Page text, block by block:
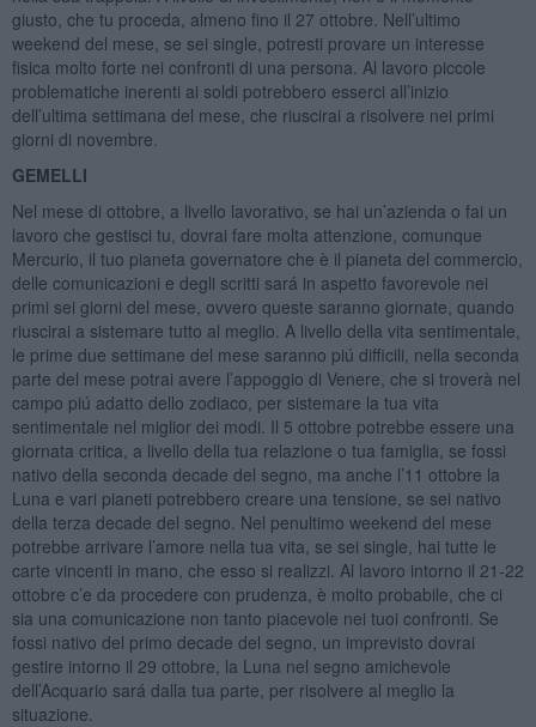
giusto, che tu proceda, almeno fino il 27 ottobre. Nell’ultimo
weekend del mese, se sei single, potresti provare un interesse
fisica molto forte nei confronti di una persona. Al lavoro piccole
problematiche inerenti ai soldi potrebbero esserci all’inizio
dell’ultima settimana del mese, che riuscirai a risolvere nei primi
giorni di novembre.
GEMELLI
Nel mese di ottobre, a livello lavorativo, se hai un’azienda o fai un
lavoro che gestisci tu, dovrai fare molta attenzione, comunque
Mercurio, il tuo pianeta governatore che è il pianeta del commercio,
delle comunicazioni e degli scritti sará in aspetto favorevole nei
primi sei giorni del mese, ovvero queste saranno giornate, quando
riuscirai a sistemare tutto al meglio. A livello della vita sentimentale,
le prime due settimane del mese saranno piú difficili, nella seconda
parte del mese potrai avere l’appoggio di Venere, che si troverà nel
campo piú adatto dello zodiaco, per sistemare la tua vita
sentimentale nel miglior dei modi. Il 5 ottobre potrebbe essere una
giornata critica, a livello della tua relazione o tua famiglia, se fossi
nativo della seconda decade del segno, ma anche l’11 ottobre la
Luna e vari pianeti potrebbero creare una tensione, se sei nativo
della terza decade del segno. Nel penultimo weekend del mese
potrebbe arrivare l’amore nella tua vita, se sei single, hai tutte le
carte vincenti in mano, che esso si realizzi. Al lavoro intorno il 21-22
ottobre c’e da procedere con prudenza, è molto probabile, che ci
sia una comunicazione non tanto piacevole nei tuoi confronti. Se
fossi nativo del primo decade del segno, un imprevisto dovrai
gestire intorno il 29 ottobre, la Luna nel segno amichevole
dell’Acquario sará dalla tua parte, per risolvere al meglio la
situazione.